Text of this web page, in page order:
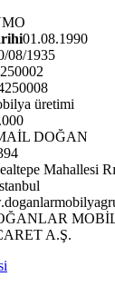
01.08.1990
08/1935
üretimi
DOĞAN
Mahallesi
A.Ş.